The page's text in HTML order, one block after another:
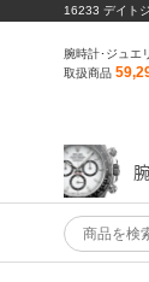
16233 デイト
腕時計･ジュエ
取扱商品